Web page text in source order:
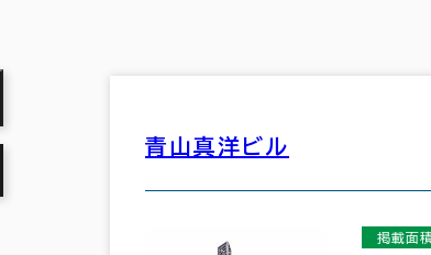
青山真洋ビル
掲載面